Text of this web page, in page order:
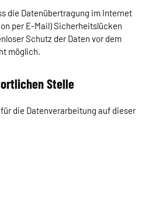
die Datenübertragung im Internet
per E-Mail) Sicherheitslücken
Schutz der Daten vor dem
möglich.
Stelle
die Datenverarbeitung auf dieser